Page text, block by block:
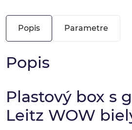
Popis Parametre
Popis
Plastový box s
Leitz WOW